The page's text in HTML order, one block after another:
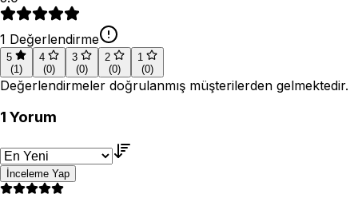
1 Değerlendirme
5
(1)
4
(0)
3
(0)
2
(0)
1
(0)
Değerlendirmeler doğrulanmış müşterilerden gelmektedir.
1 Yorum
İnceleme Yap